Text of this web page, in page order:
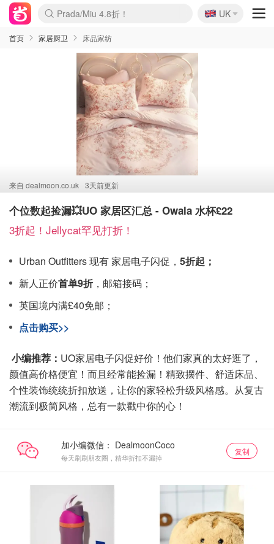
麦卢卡蜂蜜夏促！个位数！
Prada/Miu 4.8折！
啥？必胜客披萨5折！
🇬🇧
UK
首页 家居厨卫 床品家纺
来自 dealmoon.co.uk 3天前更新
个位数起捡漏💥UO 家居区汇总 - Owala 水杯£22
3折起！Jellycat罕见打折！
Urban Outfitters 现有 家居电子闪促， 5折起；
新人正价首单9折 ，邮箱接码；
英国境内满£40免邮；
点击购买>>
小编推荐： UO家居电子闪促好价！他们家真的太好逛了，
颜值高价格便宜！而且经常能捡漏！精致摆件、舒适床品、
个性装饰统统折扣放送，让你的家轻松升级风格感。从复古
潮流到极简风格，总有一款戳中你的心！
加小编微信：
每天刷刷朋友圈，精华折扣不漏掉
复制